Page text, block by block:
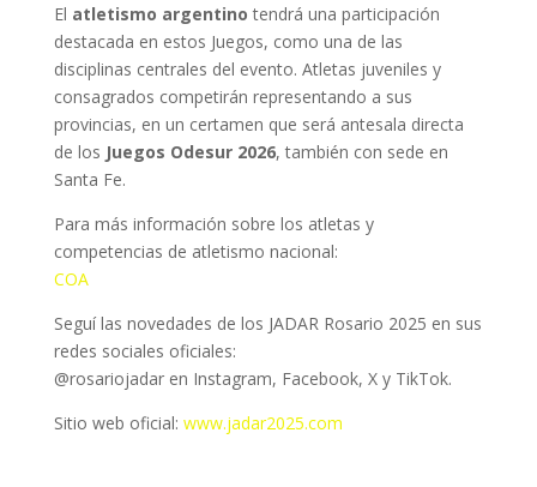
El atletismo argentino tendrá una participación
destacada en estos Juegos, como una de las
disciplinas centrales del evento. Atletas juveniles y
consagrados competirán representando a sus
provincias, en un certamen que será antesala directa
de los Juegos Odesur 2026, también con sede en
Santa Fe.
Para más información sobre los atletas y
competencias de atletismo nacional:
COA
Seguí las novedades de los JADAR Rosario 2025 en sus
redes sociales oficiales:
@rosariojadar en Instagram, Facebook, X y TikTok.
Sitio web oficial: www.jadar2025.com